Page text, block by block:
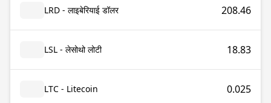
LRD - लाइबेरियाई डॉलर 208.46
LSL - लेसोथो लोटी 18.83
LTC - Litecoin 0.025